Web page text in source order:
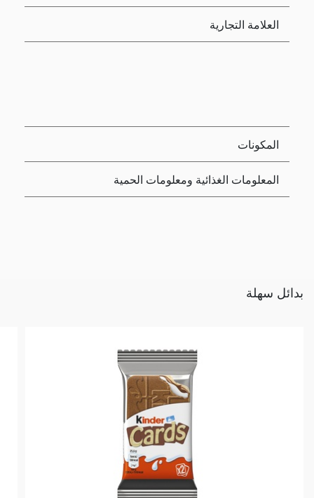
العلامة التجارية
المكونات
المعلومات الغذائية ومعلومات الحمية
بدائل سهلة